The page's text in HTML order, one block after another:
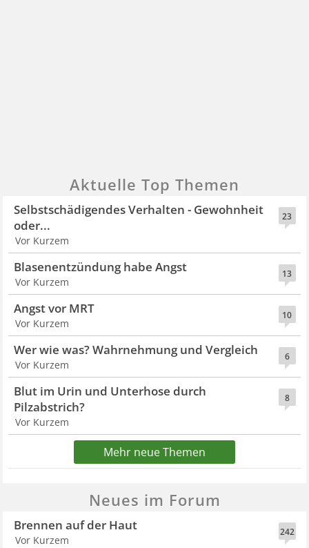
Aktuelle Top Themen
23
Selbstschädigendes Verhalten - Gewohnheit
oder...
Vor Kurzem
13
Blasenentzündung habe Angst
Vor Kurzem
10
Angst vor MRT
Vor Kurzem
6
Wer wie was? Wahrnehmung und Vergleich
Vor Kurzem
8
Blut im Urin und Unterhose durch
Pilzabstrich?
Vor Kurzem
Mehr neue Themen
Neues im Forum
242
Brennen auf der Haut
Vor Kurzem